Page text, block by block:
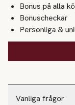
Vanliga frågor
Bonus på alla
Bonuscheckar
Personliga &